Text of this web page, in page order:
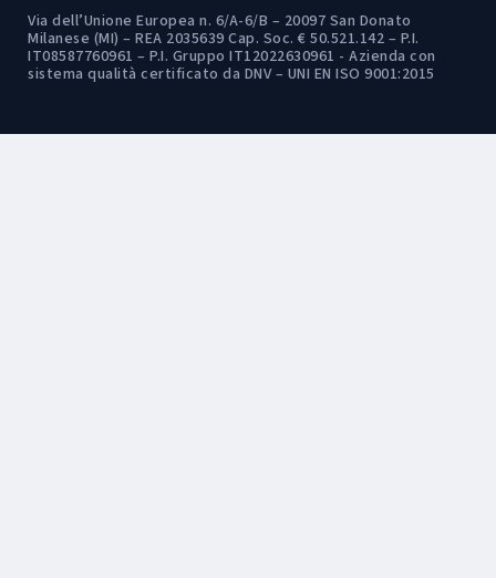
Via dell’Unione Europea n. 6/A-6/B – 20097 San Donato
Milanese (MI) – REA 2035639 Cap. Soc. € 50.521.142 – P.I.
IT08587760961 – P.I. Gruppo IT12022630961 - Azienda con
sistema qualità certificato da DNV – UNI EN ISO 9001:2015